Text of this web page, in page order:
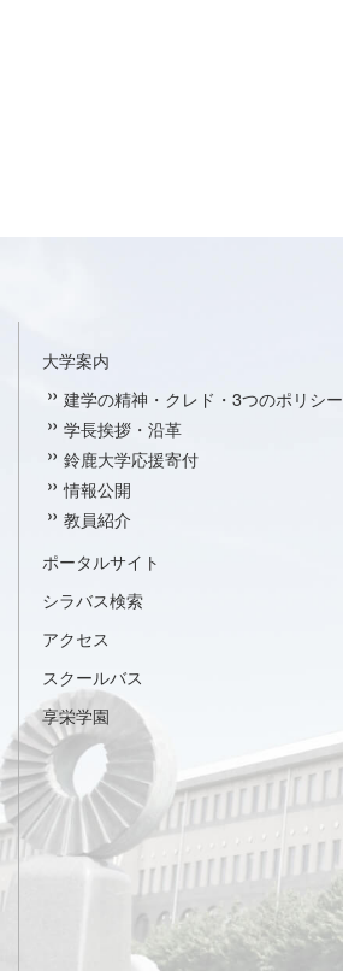
大学案内
建学の精神・クレド・3つのポリシー
学長挨拶・沿革
鈴鹿大学応援寄付
情報公開
教員紹介
ポータルサイト
シラバス検索
アクセス
スクールバス
享栄学園